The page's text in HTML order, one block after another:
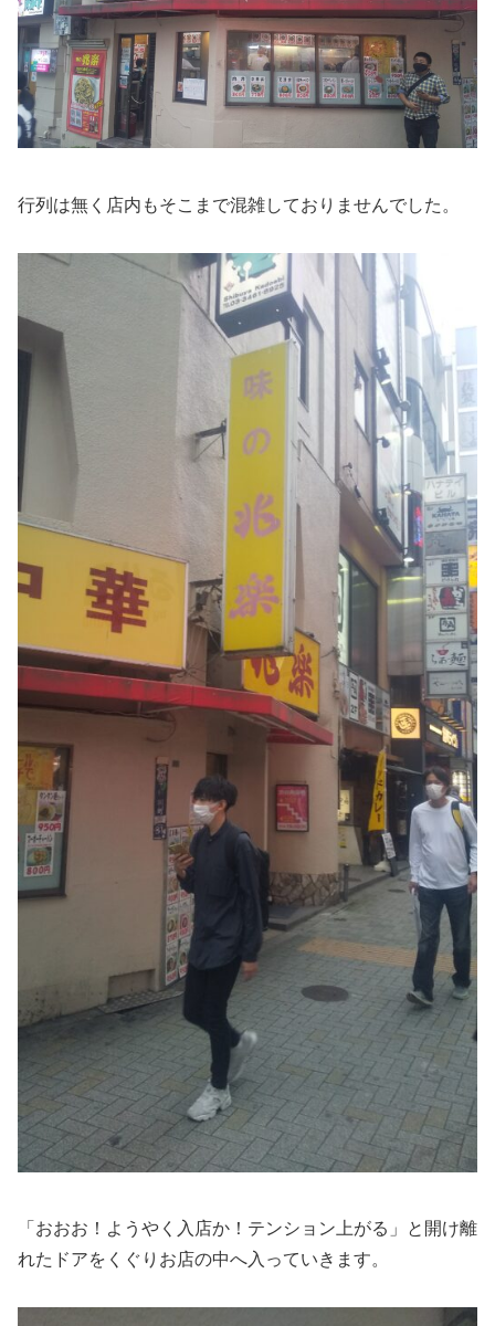
行列は無く店内もそこまで混雑しておりませんでした。
「おおお！ようやく入店か！テンション上がる」と開け離
れたドアをくぐりお店の中へ入っていきます。